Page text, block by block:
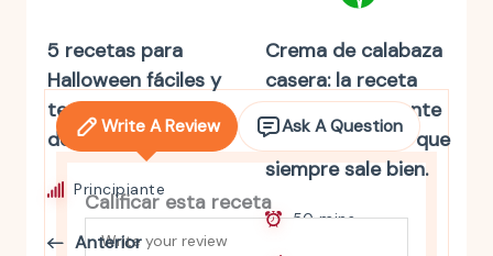
5 recetas para
Halloween fáciles y
terroríficamente
deliciosas.
Principiante
Anterior
Crema de calabaza
casera: la receta
fácil, reconfortante
y llena de sabor que
siempre sale bien.
50 mins
Write A Review Ask A Question
Calificar esta receta